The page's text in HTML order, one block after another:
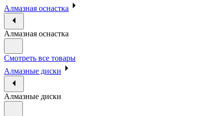
Алмазная оснастка
Алмазная оснастка
Смотреть все товары
Алмазные диски
Алмазные диски